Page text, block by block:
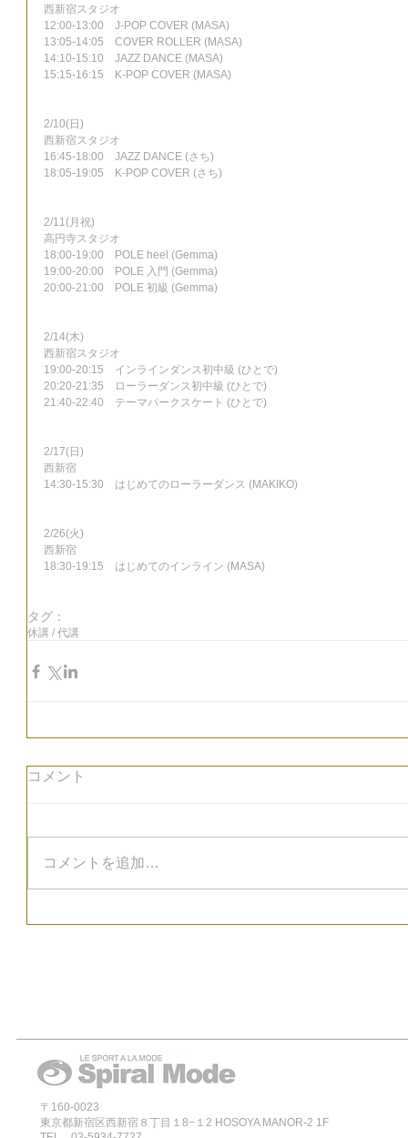
西新宿スタジオ
12:00-13:00　J-POP COVER (MASA)
13:05-14:05　COVER ROLLER (MASA)
14:10-15:10　JAZZ DANCE (MASA)
15:15-16:15　K-POP COVER (MASA)
2/10(日)
西新宿スタジオ
16:45-18:00　JAZZ DANCE (さち)
18:05-19:05　K-POP COVER (さち)
2/11(月祝)
高円寺スタジオ
18:00-19:00　POLE heel (Gemma)
19:00-20:00　POLE 入門 (Gemma)
20:00-21:00　POLE 初級 (Gemma)
2/14(木)
西新宿スタジオ
19:00-20:15　インラインダンス初中級 (ひとで)
20:20-21:35　ローラーダンス初中級 (ひとで)
21:40-22:40　テーマパークスケート (ひとで)
2/17(日)
西新宿
14:30-15:30　はじめてのローラーダンス (MAKIKO)
2/26(火)
西新宿
18:30-19:15　はじめてのインライン (MASA)
タグ：
休講 / 代講
コメント
コメントを追加…
〒160-0023
東京都新宿区西新宿８丁目１8−１2 HOSOYA MANOR-2 1F